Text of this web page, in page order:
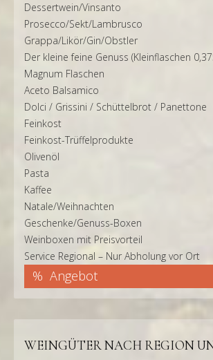
Dessertwein/Vinsanto
Prosecco/Sekt/Lambrusco
Grappa/Likör/Gin/Obstler
Der kleine feine Genuss (Kleinflaschen
Magnum Flaschen
Aceto Balsamico
Dolci / Grissini / Schüttelbrot / Panettone
Feinkost
Feinkost-Trüffelprodukte
Olivenöl
Pasta
Kaffee
Natale/Weihnachten
Geschenke/Genuss-Boxen
Weinboxen mit Preisvorteil
Service Regional – Nur Abholung vor Ort
Angebot
WEINGÜTER NACH REGION